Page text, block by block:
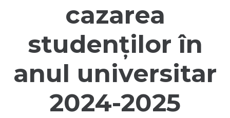
cazarea
studenților în
anul universitar
2024-2025